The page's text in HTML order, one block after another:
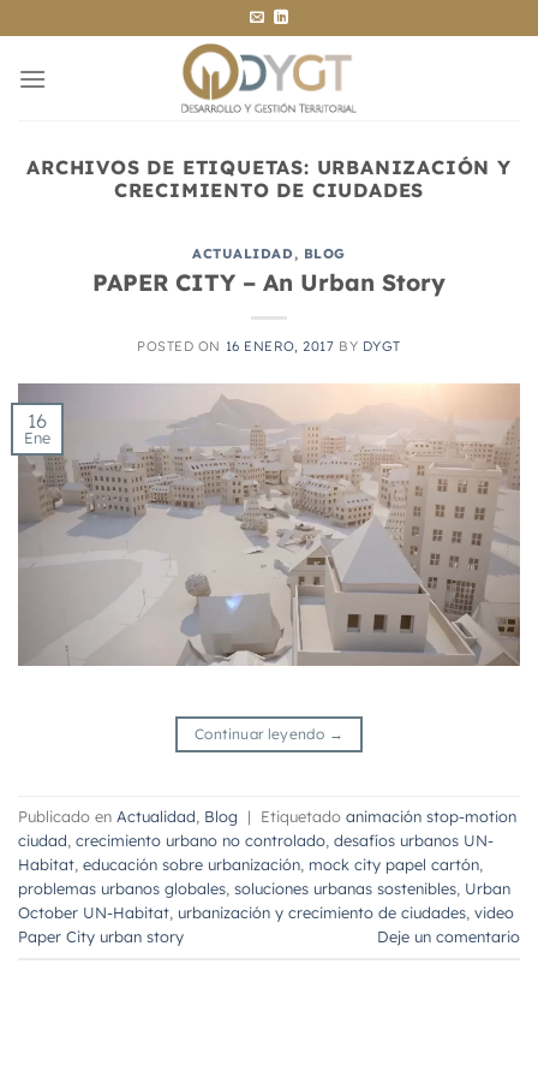
al
contenido
ARCHIVOS DE ETIQUETAS: URBANIZACIÓN Y
CRECIMIENTO DE CIUDADES
ACTUALIDAD, BLOG
PAPER CITY – An Urban Story
POSTED ON 16 ENERO, 2017 BY DYGT
16
Ene
Continuar leyendo →
Publicado en Actualidad Blog | Etiquetado animación stop-motion
ciudad crecimiento urbano no controlado desafíos urbanos UN-
Habitat educación sobre urbanización mock city papel cartón
problemas urbanos globales soluciones urbanas sostenibles Urban
October UN-Habitat urbanización y crecimiento de ciudades video
Paper City urban story
Deje un comentario